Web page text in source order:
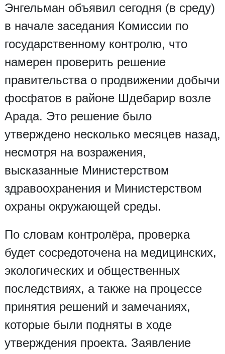
Энгельман объявил сегодня (в среду)
в начале заседания Комиссии по
государственному контролю, что
намерен проверить решение
правительства о продвижении добычи
фосфатов в районе Шдебарир возле
Арада. Это решение было
утверждено несколько месяцев назад,
несмотря на возражения,
высказанные Министерством
здравоохранения и Министерством
охраны окружающей среды.
По словам контролёра, проверка
будет сосредоточена на медицинских,
экологических и общественных
последствиях, а также на процессе
принятия решений и замечаниях,
которые были подняты в ходе
утверждения проекта. Заявление